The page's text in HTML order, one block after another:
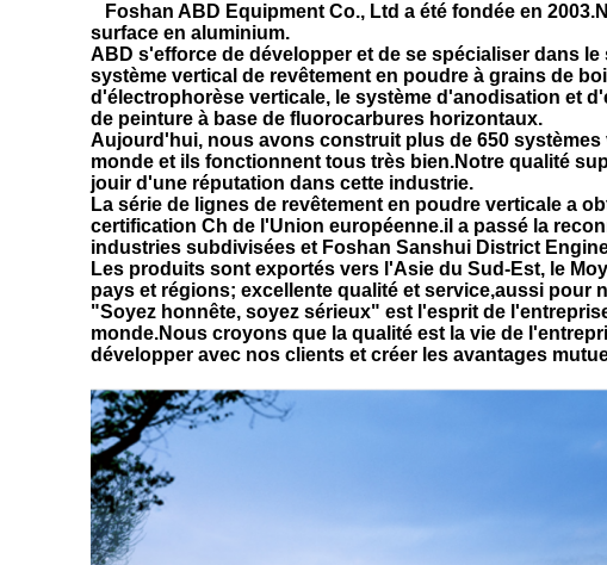
Foshan ABD Equipment Co., Ltd a été fondée en
surface en aluminium.
ABD s'efforce de développer et de se spécialiser dans
système vertical de revêtement en poudre à grains de
d'électrophorèse verticale, le système d'anodisation et
de peinture à base de fluorocarbures horizontaux.
Aujourd'hui, nous avons construit plus de 650
monde et ils fonctionnent tous très bien.Notre qualité
jouir d'une réputation dans cette industrie.
La série de lignes de revêtement en poudre verticale a
certification Ch de l'Union européenne.il a passé la
industries subdivisées et Foshan Sanshui District
Les produits sont exportés vers l'Asie du Sud-Est, le
pays et régions; excellente qualité et service,aussi
"Soyez honnête, soyez sérieux" est l'esprit de
monde.Nous croyons que la qualité est la vie de
développer avec nos clients et créer les avantages